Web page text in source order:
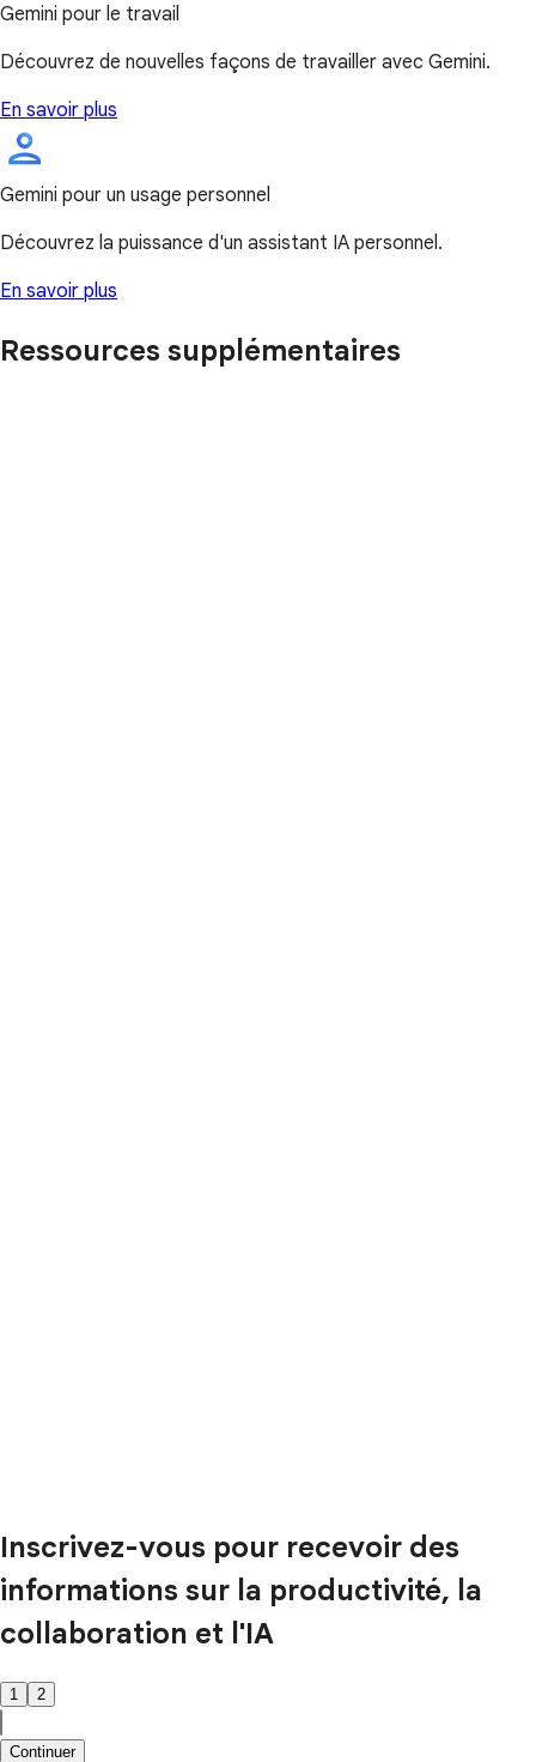
Gemini pour le travail
Découvrez de nouvelles façons de travailler avec Gemini.
En savoir plus
Gemini pour un usage personnel
Découvrez la puissance d'un assistant IA personnel.
En savoir plus
Ressources supplémentaires
Inscrivez-vous pour recevoir des
informations sur la productivité, la
collaboration et l'IA
1 2
Continuer